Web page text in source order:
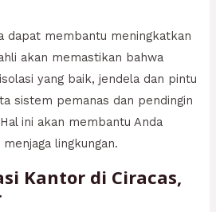
dapat membantu meningkatkan
akan memastikan bahwa
yang baik, jendela dan pintu
sistem pemanas dan pendingin
ini akan membantu Anda
lingkungan.
Kantor di Ciracas,